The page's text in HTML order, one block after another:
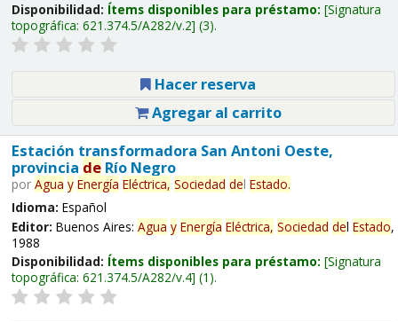
Disponibilidad: Ítems disponibles para préstamo: Signatura
topográfica: 621.374.5/A282/v.2 (3).
Hacer reserva
Agregar al carrito
Estación transformadora San Antoni Oeste,
provincia deRío Negro
por Agua y Energía Eléctrica, Sociedad del Estado.
Idioma: Español
Editor: Buenos Aires: Agua y Energía Eléctrica, Sociedad del Estado,
1988
Disponibilidad: Ítems disponibles para préstamo: Signatura
topográfica: 621.374.5/A282/v.4 (1).